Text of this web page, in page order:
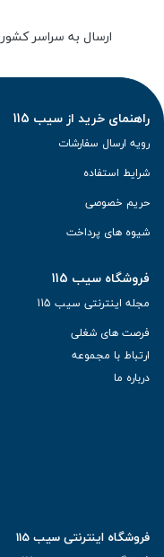
ارسال به سراسر کشور
راهنمای خرید از سیب 115
رویه ارسال سفارشات
شرایط استفاده
حریم خصوصی
شیوه های پرداخت
فروشگاه سیب 115
مجله اینترنتی سیب 115
فرصت های شغلی
ارتباط با مجموعه
درباره ما
فروشگاه اینترنتی سیب 115